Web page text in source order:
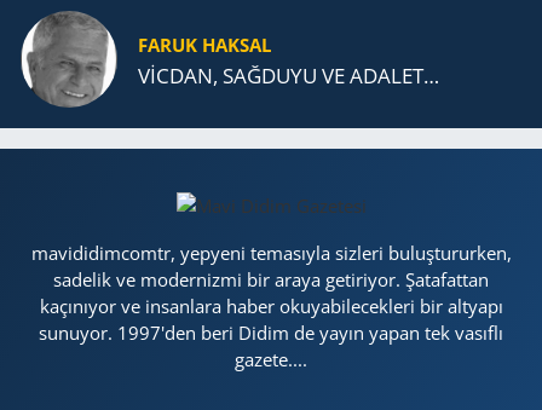
FARUK HAKSAL
VİCDAN, SAĞ­DU­YU VE ADA­LET…
mavididimcomtr, yepyeni temasıyla sizleri buluştururken,
sadelik ve modernizmi bir araya getiriyor. Şatafattan
kaçınıyor ve insanlara haber okuyabilecekleri bir altyapı
sunuyor. 1997'den beri Didim de yayın yapan tek vasıflı
gazete....